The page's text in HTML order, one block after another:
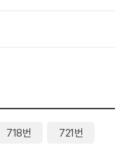
718번
721번